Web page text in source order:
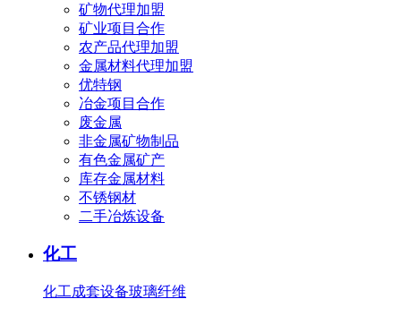
矿物代理加盟
矿业项目合作
农产品代理加盟
金属材料代理加盟
优特钢
冶金项目合作
废金属
非金属矿物制品
有色金属矿产
库存金属材料
不锈钢材
二手冶炼设备
化工
化工成套设备玻璃纤维